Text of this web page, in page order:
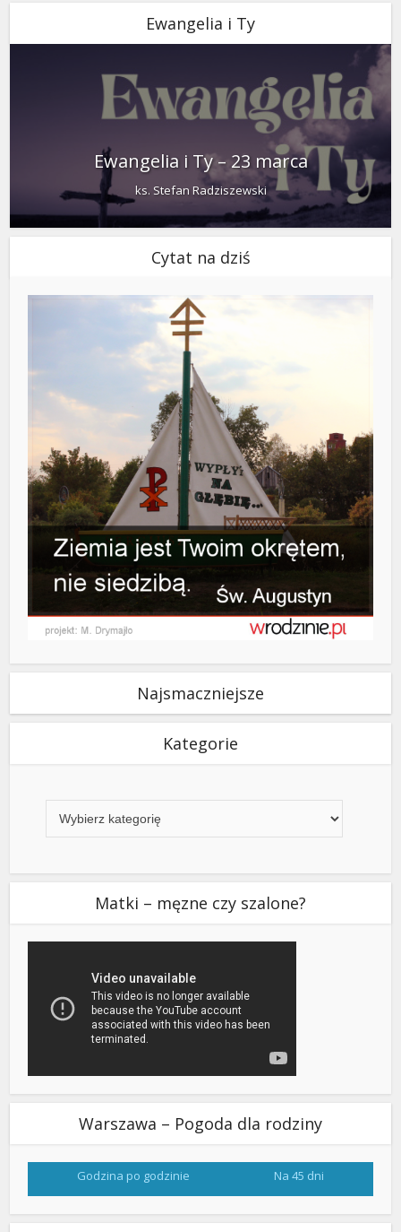
Ewangelia i Ty
Ewangelia i Ty – 23 marca
ks. Stefan Radziszewski
Cytat na dziś
Najsmaczniejsze
Kategorie
Matki – męzne czy szalone?
Warszawa – Pogoda dla rodziny
Godzina po godzinie Na 45 dni